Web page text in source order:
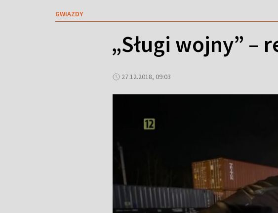
GWIAZDY
„Sługi wojny” –
27.12.2018, 09:03